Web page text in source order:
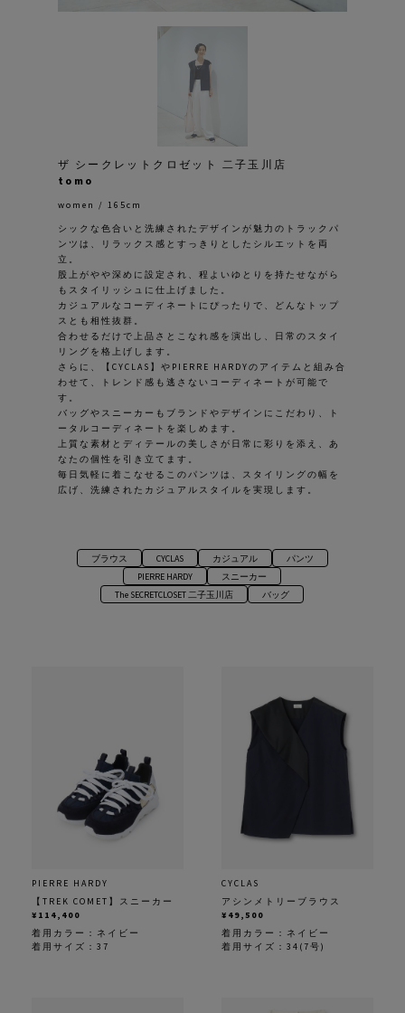
ザ シークレットクロゼット 二子玉川店
tomo
women / 165cm
シックな色合いと洗練されたデザインが魅力のトラックパ
ンツは、リラックス感とすっきりとしたシルエットを両
立。
股上がやや深めに設定され、程よいゆとりを持たせながら
もスタイリッシュに仕上げました。
カジュアルなコーディネートにぴったりで、どんなトップ
スとも相性抜群。
合わせるだけで上品さとこなれ感を演出し、日常のスタイ
リングを格上げします。
さらに、【CYCLAS】やPIERRE HARDYのアイテムと組み合
わせて、トレンド感も逃さないコーディネートが可能で
す。
バッグやスニーカーもブランドやデザインにこだわり、ト
ータルコーディネートを楽しめます。
上質な素材とディテールの美しさが日常に彩りを添え、あ
なたの個性を引き立てます。
毎日気軽に着こなせるこのパンツは、スタイリングの幅を
広げ、洗練されたカジュアルスタイルを実現します。
ブラウス CYCLAS カジュアル
パンツ
PIERRE HARDY
スニーカー
The SECRETCLOSET 二子玉川店
バッグ
PIERRE HARDY
【TREK COMET】スニーカー
¥114,400
着用カラー： ネイビー
着用サイズ：37
CYCLAS
アシンメトリーブラウス
¥49,500
着用カラー： ネイビー
着用サイズ：34(7号)